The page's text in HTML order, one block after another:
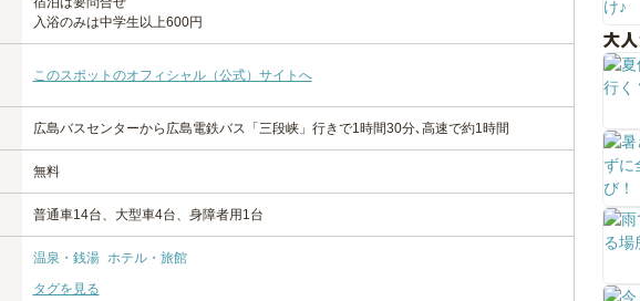
入浴のみは中学生以上600円
このスポットのオフィシャル（公式）サイトへ
広島バスセンターから広島電鉄バス「三段峡」行きで1時間30分､高速で約1時間
無料
普通車14台、大型車4台、身障者用1台
温泉・銭湯 ホテル・旅館
タグを見る
大